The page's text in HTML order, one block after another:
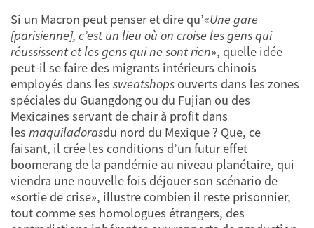
Si un Macron peut penser et dire qu’«Une gare
[parisienne], c’est un lieu où on croise les gens qui
réussissent et les gens qui ne sont rien», quelle idée
peut-il se faire des migrants intérieurs chinois
employés dans les sweatshops ouverts dans les zones
spéciales du Guangdong ou du Fujian ou des
Mexicaines servant de chair à profit dans
les maquiladorasdu nord du Mexique ? Que, ce
faisant, il crée les conditions d’un futur effet
boomerang de la pandémie au niveau planétaire, qui
viendra une nouvelle fois déjouer son scénario de
«sortie de crise», illustre combien il reste prisonnier,
tout comme ses homologues étrangers, des